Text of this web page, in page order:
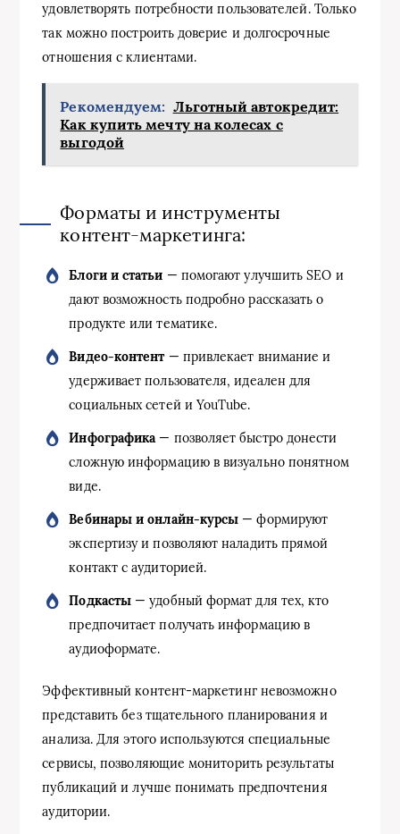
удовлетворять потребности пользователей. Только
так можно построить доверие и долгосрочные
отношения с клиентами.
Рекомендуем: Льготный автокредит:
Как купить мечту на колесах с
выгодой
Форматы и инструменты
контент-маркетинга:
Блоги и статьи — помогают улучшить SEO и
дают возможность подробно рассказать о
продукте или тематике.
Видео-контент — привлекает внимание и
удерживает пользователя, идеален для
социальных сетей и YouTube.
Инфографика— позволяет быстро донести
сложную информацию в визуально понятном
виде.
Вебинары и онлайн-курсы — формируют
экспертизу и позволяют наладить прямой
контакт с аудиторией.
Подкасты — удобный формат для тех, кто
предпочитает получать информацию в
аудиоформате.
Эффективный контент-маркетинг невозможно
представить без тщательного планирования и
анализа. Для этого используются специальные
сервисы, позволяющие мониторить результаты
публикаций и лучше понимать предпочтения
аудитории.